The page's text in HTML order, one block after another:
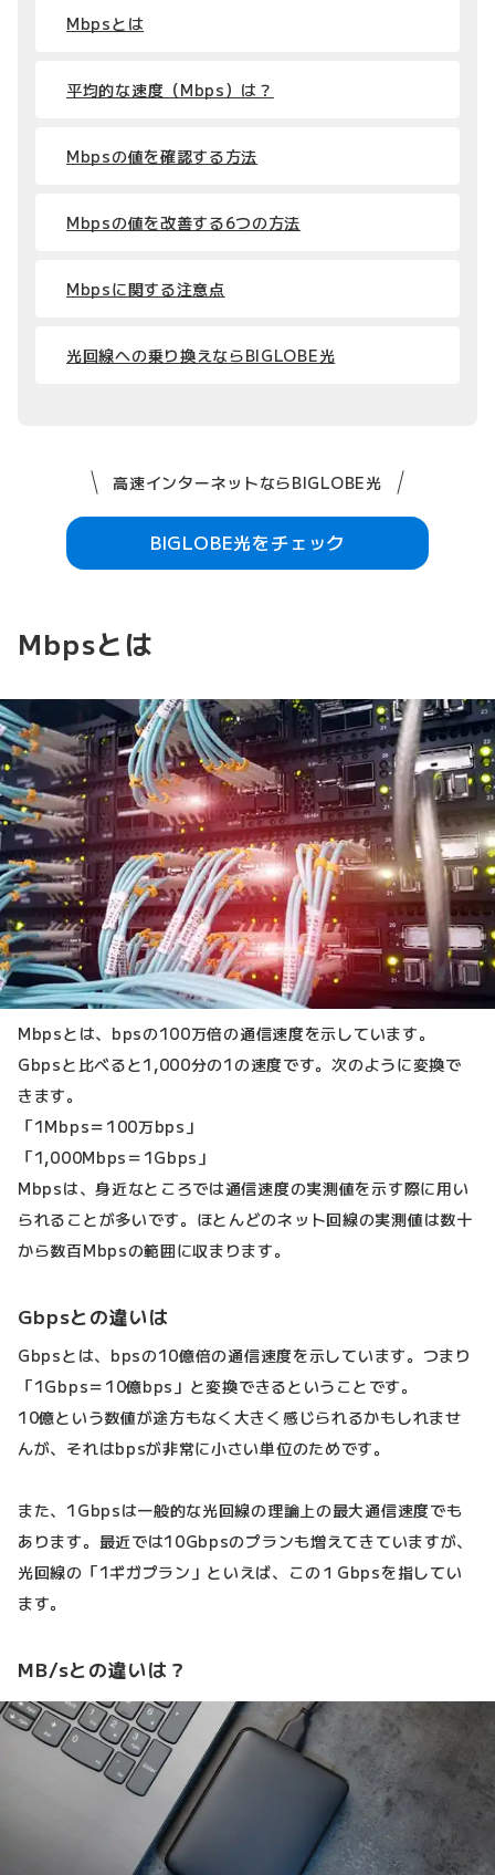
Mbpsとは
平均的な速度（Mbps）は？
Mbpsの値を確認する方法
Mbpsの値を改善する6つの方法
Mbpsに関する注意点
光回線への乗り換えならBIGLOBE光
高速インターネットならBIGLOBE光
BIGLOBE光をチェック
Mbpsとは
Mbpsとは、bpsの100万倍の通信速度を示しています。
Gbpsと比べると1,000分の1の速度です。次のように変換で
きます。
「1Mbps＝100万bps」
「1,000Mbps＝1Gbps」
Mbpsは、身近なところでは通信速度の実測値を示す際に用い
られることが多いです。ほとんどのネット回線の実測値は数十
から数百Mbpsの範囲に収まります。
Gbpsとの違いは
Gbpsとは、bpsの10億倍の通信速度を示しています。つまり
「1Gbps＝10億bps」と変換できるということです。
10億という数値が途方もなく大きく感じられるかもしれませ
んが、それはbpsが非常に小さい単位のためです。
また、1Gbpsは一般的な光回線の理論上の最大通信速度でも
あります。最近では10Gbpsのプランも増えてきていますが、
光回線の「1ギガプラン」といえば、この１Gbpsを指してい
ます。
MB/sとの違いは？